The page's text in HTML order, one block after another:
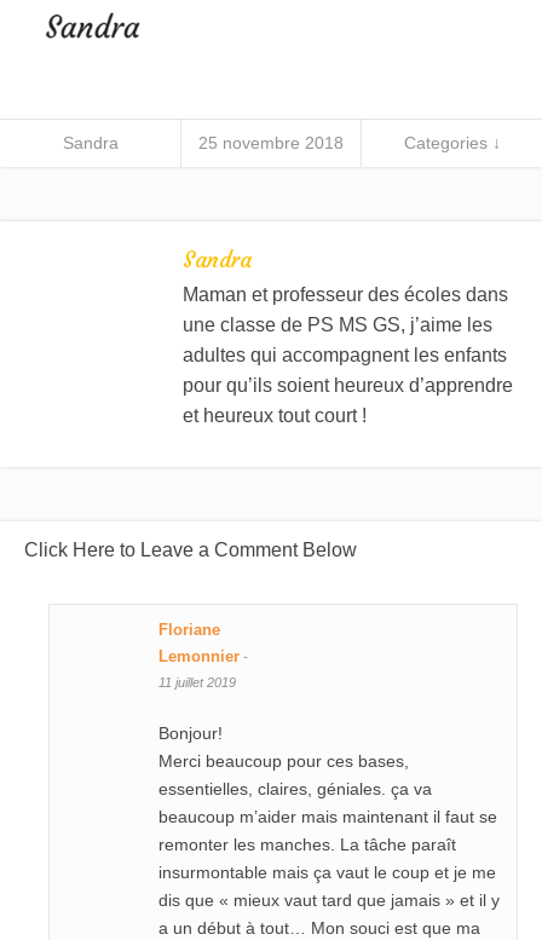
Sandra 25 novembre 2018 Categories ↓
Sandra
Maman et professeur des écoles dans
une classe de PS MS GS, j’aime les
adultes qui accompagnent les enfants
pour qu’ils soient heureux d’apprendre
et heureux tout court !
Click Here to Leave a Comment Below
Floriane
Lemonnier -
11 juillet 2019
Bonjour!
Merci beaucoup pour ces bases,
essentielles, claires, géniales. ça va
beaucoup m’aider mais maintenant il faut se
remonter les manches. La tâche paraît
insurmontable mais ça vaut le coup et je me
dis que « mieux vaut tard que jamais » et il y
a un début à tout… Mon souci est que ma